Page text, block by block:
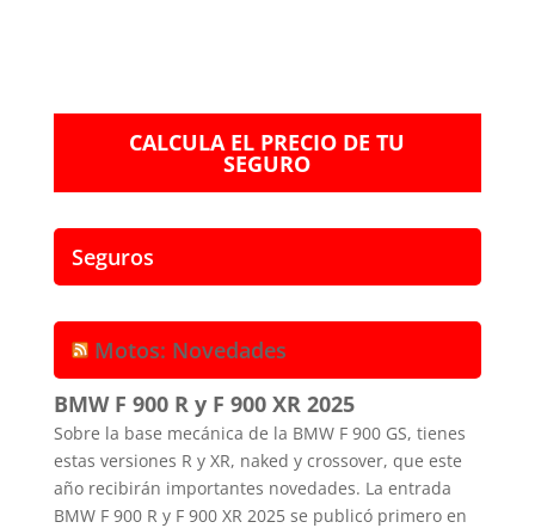
CALCULA EL PRECIO DE TU
SEGURO
Seguros
Motos: Novedades
BMW F 900 R y F 900 XR 2025
Sobre la base mecánica de la BMW F 900 GS, tienes
estas versiones R y XR, naked y crossover, que este
año recibirán importantes novedades. La entrada
BMW F 900 R y F 900 XR 2025 se publicó primero en